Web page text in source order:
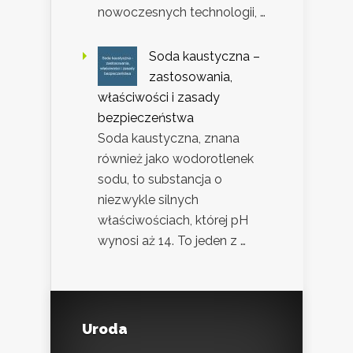
nowoczesnych technologii, …
Soda kaustyczna –
zastosowania,
właściwości i zasady
bezpieczeństwa
Soda kaustyczna, znana
również jako wodorotlenek
sodu, to substancja o
niezwykle silnych
właściwościach, której pH
wynosi aż 14. To jeden z …
Uroda